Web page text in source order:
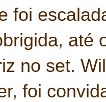
foi
até
no set.
foi